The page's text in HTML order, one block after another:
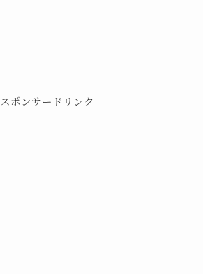
スポンサードリンク